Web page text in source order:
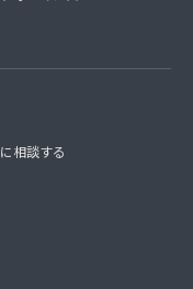
相談する